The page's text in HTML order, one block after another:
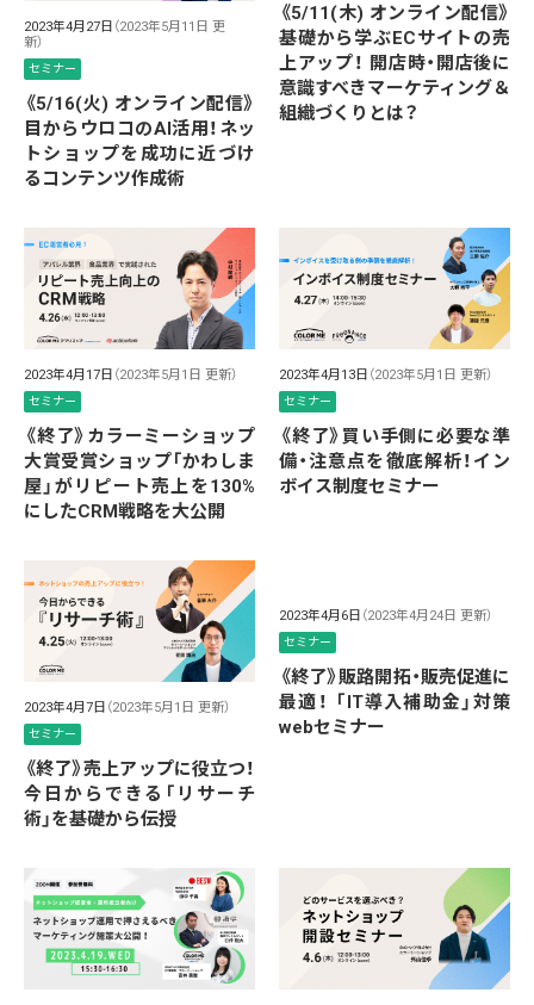
2023年4月27日 （2023年5月11日 更
新）
セミナー
《5/16(火) オンライン配信》
目からウロコのAI活用！ネッ
トショップを成功に近づけ
るコンテンツ作成術
《5/11(木) オンライン配信》
基礎から学ぶECサイトの売
上アップ！ 開店時・開店後に
意識すべきマーケティング＆
組織づくりとは？
2023年4月17日 （2023年5月1日 更新）
セミナー
《終了》カラーミーショップ
大賞受賞ショップ「かわしま
屋」がリピート売上を130%
にしたCRM戦略を大公開
2023年4月13日 （2023年5月1日 更新）
セミナー
《終了》買い手側に必要な準
備・注意点を徹底解析！イン
ボイス制度セミナー
2023年4月7日 （2023年5月1日 更新）
セミナー
《終了》売上アップに役立つ！
今日からできる「リサーチ
術」を基礎から伝授
2023年4月6日 （2023年4月24日 更新）
セミナー
《終了》販路開拓・販売促進に
最適！ 「IT導入補助金」対策
webセミナー